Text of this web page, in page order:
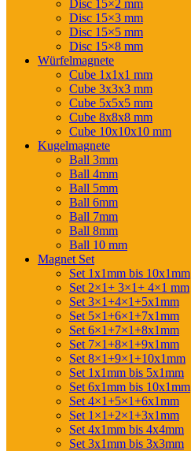
Disc 15×2 mm
Disc 15×3 mm
Disc 15×5 mm
Disc 15×8 mm
Würfelmagnete
Cube 1x1x1 mm
Cube 3x3x3 mm
Cube 5x5x5 mm
Cube 8x8x8 mm
Cube 10x10x10 mm
Kugelmagnete
Ball 3mm
Ball 4mm
Ball 5mm
Ball 6mm
Ball 7mm
Ball 8mm
Ball 10 mm
Magnet Set
Set 1x1mm bis 10x1mm
Set 2×1+ 3×1+ 4×1 mm
Set 3×1+4×1+5x1mm
Set 5×1+6×1+7x1mm
Set 6×1+7×1+8x1mm
Set 7×1+8×1+9x1mm
Set 8×1+9×1+10x1mm
Set 1x1mm bis 5x1mm
Set 6x1mm bis 10x1mm
Set 4×1+5×1+6x1mm
Set 1×1+2×1+3x1mm
Set 4x1mm bis 4x4mm
Set 3x1mm bis 3x3mm